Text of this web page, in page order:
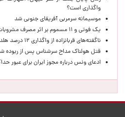
واگذاری است؟
موسیمانه سرمربی آفریقای جنوبی شد
یک فوتی و ۱۱ مسموم بر اثر مصرف مشروبات الکلی در نیشابور
ناگفته‌های قربانزاده از واگذاری ۱۲ درصد هلدینگ خلیج فارس
قتل هولناک مداح سرشناس پس از ربوده
ادعای ونس درباره مجوز ایران برای عبور